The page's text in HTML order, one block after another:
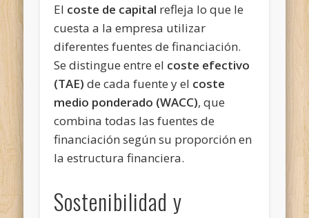
El coste de capital refleja lo que le
cuesta a la empresa utilizar
diferentes fuentes de financiación.
Se distingue entre el coste efectivo
(TAE) de cada fuente y el coste
medio ponderado (WACC), que
combina todas las fuentes de
financiación según su proporción en
la estructura financiera.
Sostenibilidad y